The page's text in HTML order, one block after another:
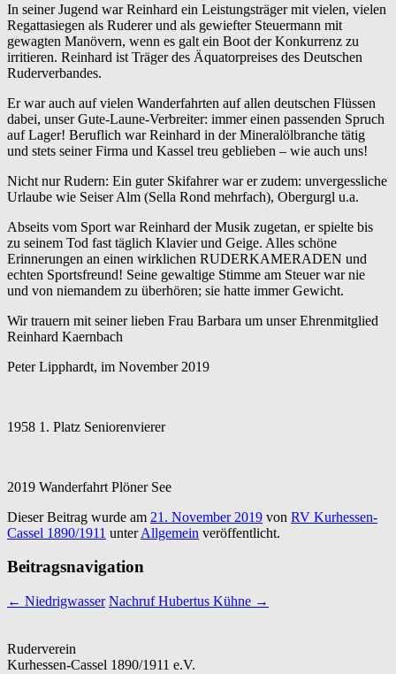
In seiner Jugend war Reinhard ein Leistungsträger mit vielen, vielen
Regattasiegen als Ruderer und als gewiefter Steuermann mit
gewagten Manövern, wenn es galt ein Boot der Konkurrenz zu
irritieren. Reinhard ist Träger des Äquatorpreises des Deutschen
Ruderverbandes.
Er war auch auf vielen Wanderfahrten auf allen deutschen Flüssen
dabei, unser Gute-Laune-Verbreiter: immer einen passenden Spruch
auf Lager! Beruflich war Reinhard in der Mineralölbranche tätig
und stets seiner Firma und Kassel treu geblieben – wie auch uns!
Nicht nur Rudern: Ein guter Skifahrer war er zudem: unvergessliche
Urlaube wie Seiser Alm (Sella Rond mehrfach), Obergurgl u.a.
Abseits vom Sport war Reinhard der Musik zugetan, er spielte bis
zu seinem Tod fast täglich Klavier und Geige. Alles schöne
Erinnerungen an einen wirklichen RUDERKAMERADEN und
echten Sportsfreund! Seine gewaltige Stimme am Steuer war nie
und von niemandem zu überhören; sie hatte immer Gewicht.
Wir trauern mit seiner lieben Frau Barbara um unser Ehrenmitglied
Reinhard Kaernbach
Peter Lipphardt, im November 2019
1958 1. Platz Seniorenvierer
2019 Wanderfahrt Plöner See
Dieser Beitrag wurde am 21. November 2019 von RV Kurhessen-
Cassel 1890/1911 unterAllgemein veröffentlicht.
Beitragsnavigation
← Niedrigwasser Nachruf Hubertus Kühne →
Ruderverein
Kurhessen-Cassel 1890/1911 e.V.